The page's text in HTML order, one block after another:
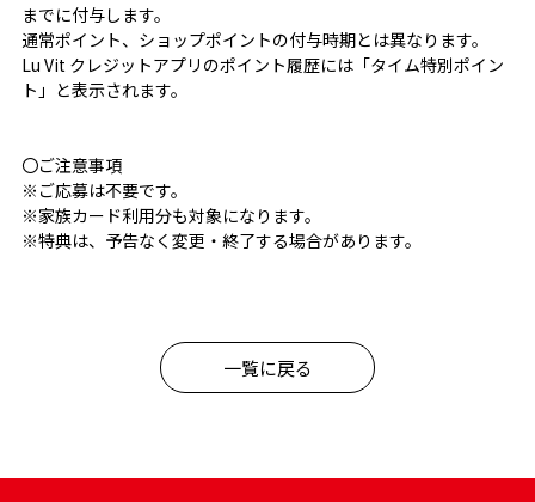
までに付与します。
通常ポイント、ショップポイントの付与時期とは異なります。
Lu Vit クレジットアプリのポイント履歴には「タイム特別ポイン
ト」と表示されます。
〇ご注意事項
※ご応募は不要です。
※家族カード利用分も対象になります。
※特典は、予告なく変更・終了する場合があります。
一覧に戻る